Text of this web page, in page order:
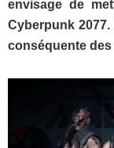
envisage de
Cyberpunk
conséquente